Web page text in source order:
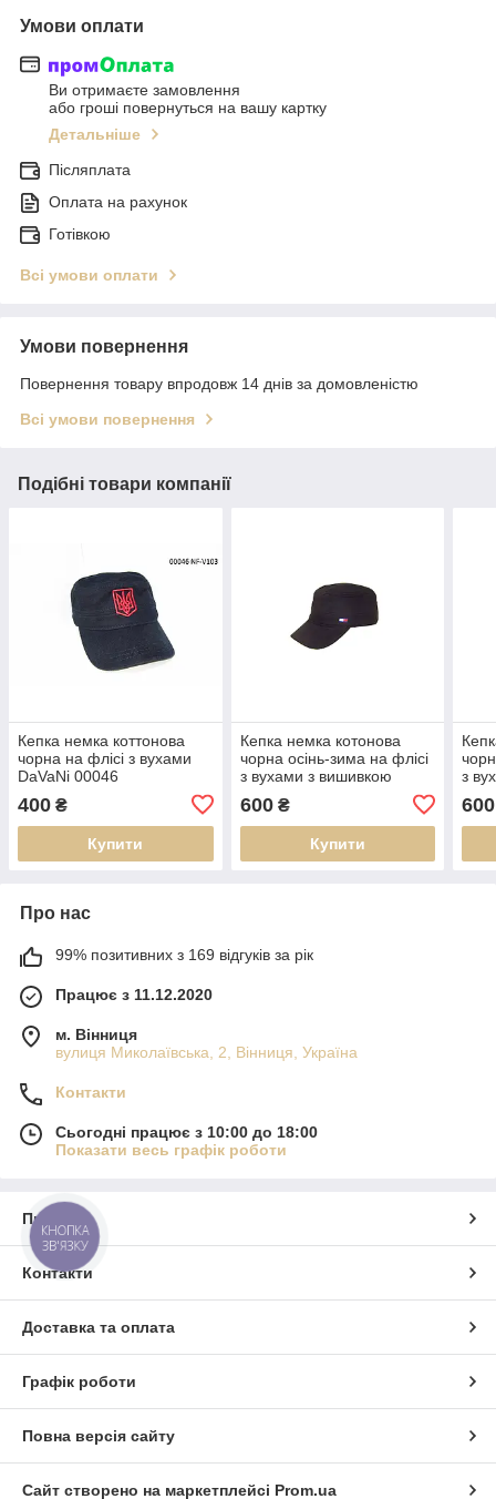
Умови оплати
Ви отримаєте замовлення
або гроші повернуться на вашу картку
Детальніше
Післяплата
Оплата на рахунок
Готівкою
Всі умови оплати
Умови повернення
Повернення товару впродовж 14 днів за домовленістю
Всі умови повернення
Подібні товари компанії
Кепка немка коттонова
чорна на флісі з вухами
DaVaNi 00046
400 ₴
Купити
Кепка немка котонова
чорна осінь-зима на флісі
з вухами з вишивкою
600₴
Купити
з
600
Про нас
99% позитивних з 169 відгуків за рік
Працює з 11.12.2020
м. Вінниця
вулиця Миколаївська, 2, Вінниця, Україна
Контакти
Сьогодні працює з 10:00 до 18:00
Показати весь графік роботи
Про нас
Контакти
Доставка та оплата
Графік роботи
Повна версія сайту
Сайт створено на маркетплейсі Prom.ua
КНОПКА
ЗВ'ЯЗКУ